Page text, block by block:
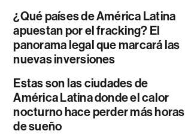
¿Qué países de América Latina
apuestan por el fracking? El
panorama legal que marcará las
nuevas inversiones
Estas son las ciudades de
América Latina donde el calor
nocturno hace perder más horas
de sueño